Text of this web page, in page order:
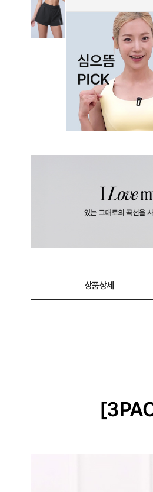
상품상세